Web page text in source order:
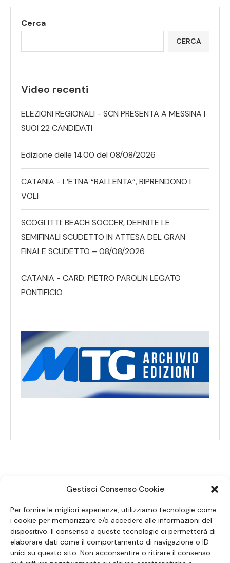
Gestisci Consenso Cookie
Per fornire le migliori esperienze, utilizziamo tecnologie come
i cookie per memorizzare e/o accedere alle informazioni del
dispositivo. Il consenso a queste tecnologie ci permetterà di
elaborare dati come il comportamento di navigazione o ID
unici su questo sito. Non acconsentire o ritirare il consenso
Cerca
CERCA
Video recenti
ELEZIONI REGIONALI - SCN PRESENTA A MESSINA I
SUOI 22 CANDIDATI
Edizione delle 14.00 del 08/08/2026
CATANIA - L’ETNA “RALLENTA”, RIPRENDONO I
VOLI
SCOGLITTI: BEACH SOCCER, DEFINITE LE
SEMIFINALI SCUDETTO IN ATTESA DEL GRAN
FINALE SCUDETTO – 08/08/2026
CATANIA - CARD. PIETRO PAROLIN LEGATO
PONTIFICIO
SEGUICI SUI SOCIAL